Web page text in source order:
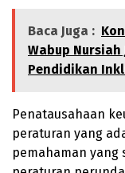
Baca Juga :
Wabup Nursiah
Pendidikan
Penatausahaan
peraturan yang
pemahaman yang